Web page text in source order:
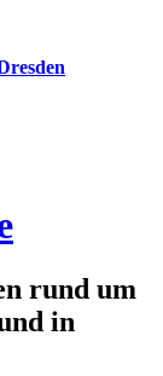
rund um
in